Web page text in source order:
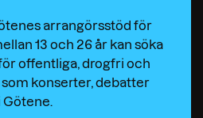
arrangörsstöd för
13 och 26 år kan söka
offentliga, drogfri och
konserter, debatter
Götene.